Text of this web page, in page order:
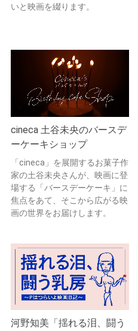
いと映画を綴ります。
cineca 土谷未央のバースデ
ーケーキショップ
「cineca」を展開するお菓子作
家の土谷未央さんが、映画に登
場する「バースデーケーキ」に
焦点をあて、そこから広がる映
画の世界をお届けします。
河野知美「揺れる泪、闘う